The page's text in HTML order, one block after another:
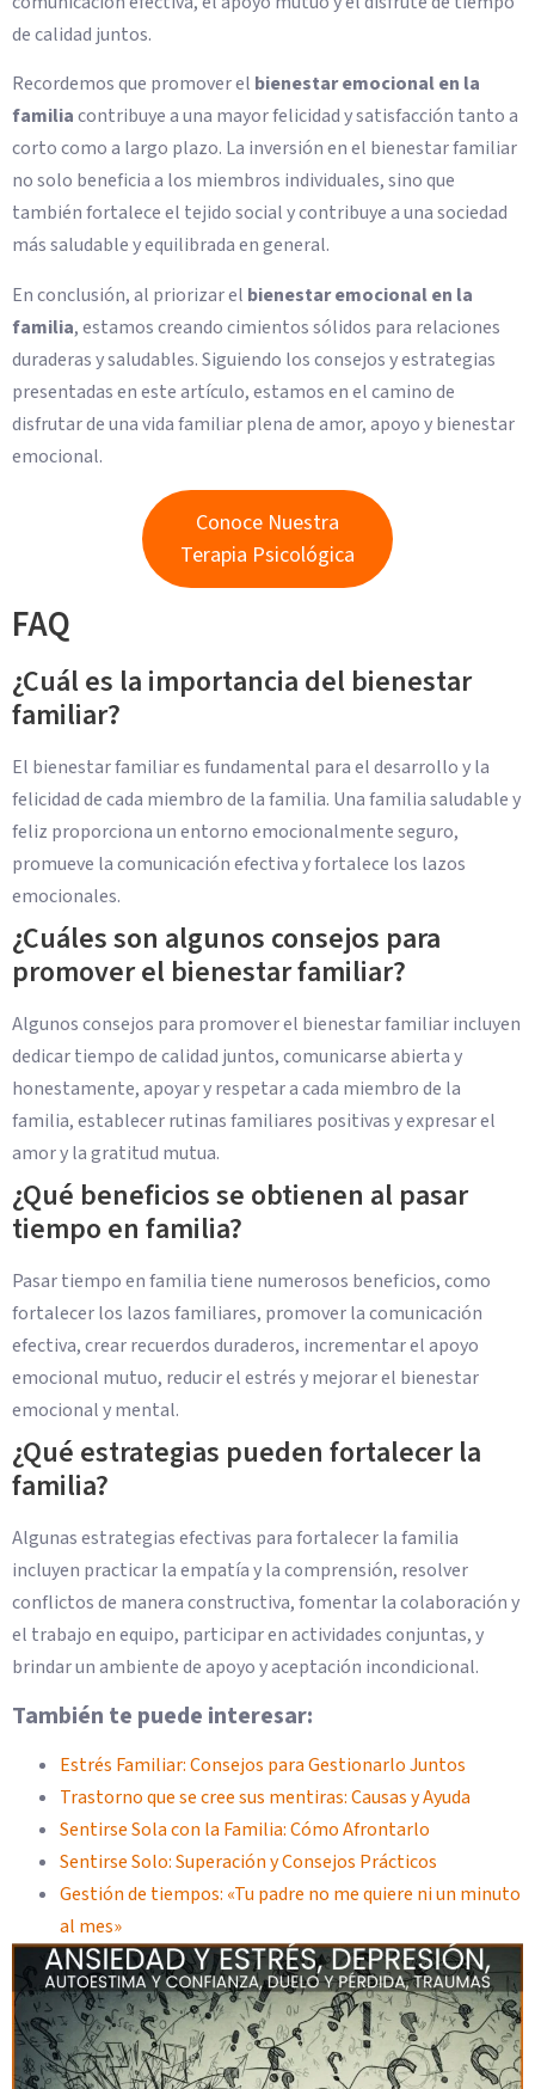
de calidad juntos.
Recordemos que promover el bienestar emocional en la
familiacontribuye a una mayor felicidad y satisfacción tanto a
corto como a largo plazo. La inversión en el bienestar familiar
no solo beneficia a los miembros individuales, sino que
también fortalece el tejido social y contribuye a una sociedad
más saludable y equilibrada en general.
En conclusión, al priorizar el bienestar emocional en la
familia, estamos creando cimientos sólidos para relaciones
duraderas y saludables. Siguiendo los consejos y estrategias
presentadas en este artículo, estamos en el camino de
disfrutar de una vida familiar plena de amor, apoyo y bienestar
emocional.
Conoce Nuestra
Terapia Psicológica
FAQ
¿Cuál es la importancia del bienestar
familiar?
El bienestar familiar es fundamental para el desarrollo y la
felicidad de cada miembro de la familia. Una familia saludable y
feliz proporciona un entorno emocionalmente seguro,
promueve la comunicación efectiva y fortalece los lazos
emocionales.
¿Cuáles son algunos consejos para
promover el bienestar familiar?
Algunos consejos para promover el bienestar familiar incluyen
dedicar tiempo de calidad juntos, comunicarse abierta y
honestamente, apoyar y respetar a cada miembro de la
familia, establecer rutinas familiares positivas y expresar el
amor y la gratitud mutua.
¿Qué beneficios se obtienen al pasar
tiempo en familia?
Pasar tiempo en familia tiene numerosos beneficios, como
fortalecer los lazos familiares, promover la comunicación
efectiva, crear recuerdos duraderos, incrementar el apoyo
emocional mutuo, reducir el estrés y mejorar el bienestar
emocional y mental.
¿Qué estrategias pueden fortalecer la
familia?
Algunas estrategias efectivas para fortalecer la familia
incluyen practicar la empatía y la comprensión, resolver
conflictos de manera constructiva, fomentar la colaboración y
el trabajo en equipo, participar en actividades conjuntas, y
brindar un ambiente de apoyo y aceptación incondicional.
También te puede interesar:
Estrés Familiar: Consejos para Gestionarlo Juntos
Trastorno que se cree sus mentiras: Causas y Ayuda
Sentirse Sola con la Familia: Cómo Afrontarlo
Sentirse Solo: Superación y Consejos Prácticos
Gestión de tiempos: «Tu padre no me quiere ni un minuto
al mes»